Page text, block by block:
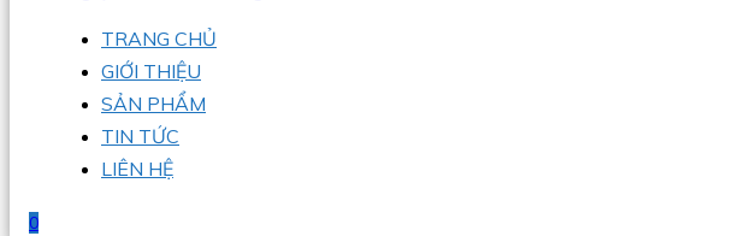
TRANG CHỦ
GIỚI THIỆU
SẢN PHẨM
TIN TỨC
LIÊN HỆ
0